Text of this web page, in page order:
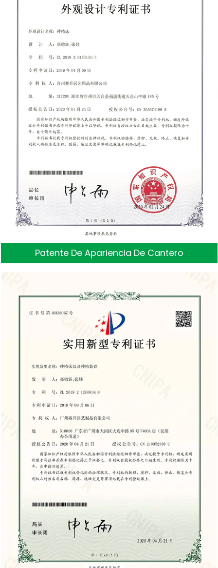
Patente De Apariencia De Cantero